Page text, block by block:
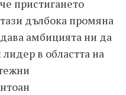
че пристигането
дълбока промяна
амбицията ни да
в областта на